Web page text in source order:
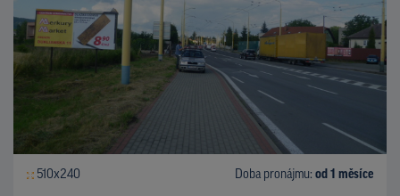
510x240 Doba pronájmu: od 1 měsíce